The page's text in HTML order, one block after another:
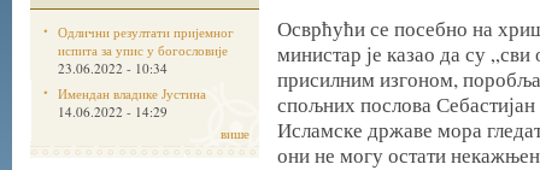
Одлични резултати пријемног
испита за упис у богословије
23.06.2022 - 10:34
Имендан владике Јустина
14.06.2022 - 14:29
више
Осврћући се посебно на
министар је казао да су
присилним изгоном,
спољних послова
Исламске државе мора
они не могу остати